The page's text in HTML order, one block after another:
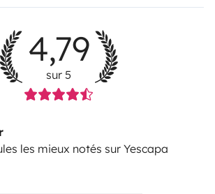
4,79
sur 5
les mieux notés sur Yescapa